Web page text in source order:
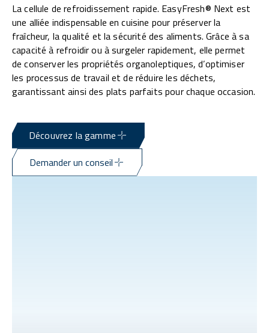
La cellule de refroidissement rapide. EasyFresh® Next est
une alliée indispensable en cuisine pour préserver la
fraîcheur, la qualité et la sécurité des aliments. Grâce à sa
capacité à refroidir ou à surgeler rapidement, elle permet
de conserver les propriétés organoleptiques, d’optimiser
les processus de travail et de réduire les déchets,
garantissant ainsi des plats parfaits pour chaque occasion.
Découvrez la gamme
Demander un conseil